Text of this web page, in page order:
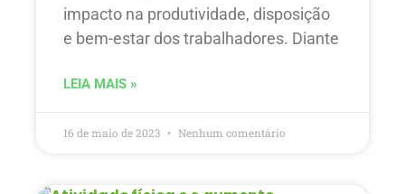
impacto na produtividade, disposição
e bem-estar dos trabalhadores. Diante
LEIA MAIS »
16 de maio de 2023 Nenhum comentário